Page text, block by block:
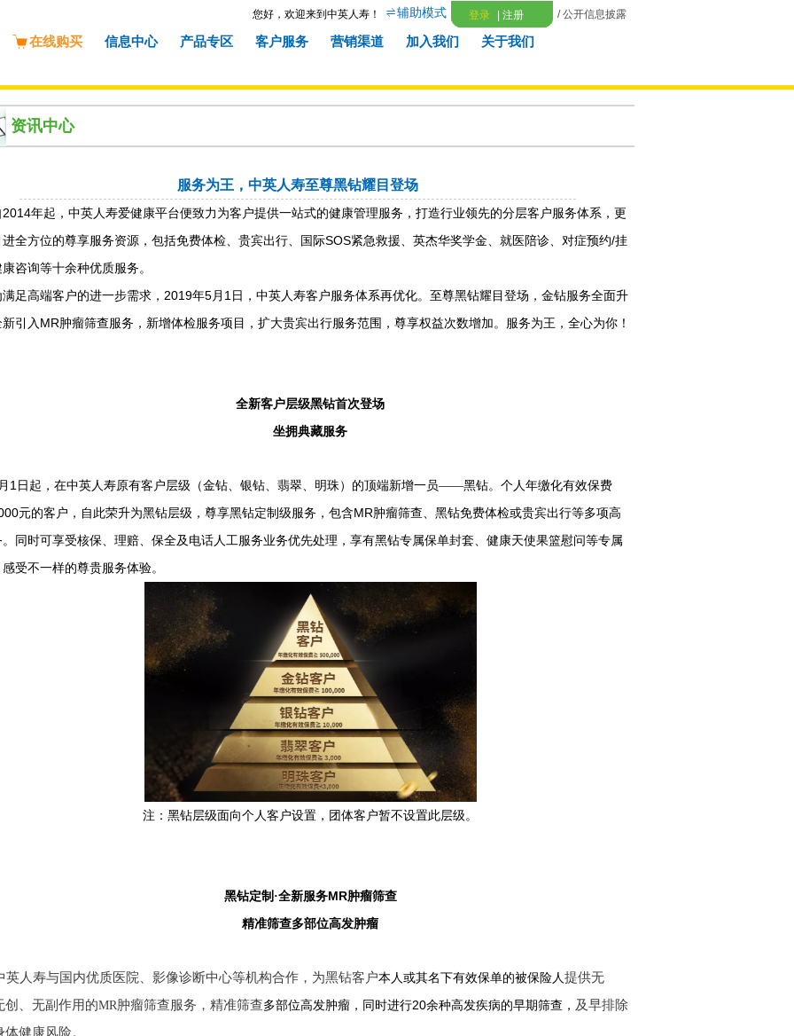
您好，欢迎来到中英人寿！ 辅助模式 登录 注册 / 公开信息披露
在线购买 信息中心 产品专区 客户服务 营销渠道 加入我们 关于我们
资讯中心
服务为王，中英人寿至尊黑钻耀目登场
2014年起，中英人寿爱健康平台便致力为客户提供一站式的健康管理服务，打造行业领先的分层客户服务体系，更
全方位的尊享服务资源，包括免费体检、贵宾出行、国际SOS紧急救援、英杰华奖学金、就医陪诊、对症预约/挂
咨询等十余种优质服务。
满足高端客户的进一步需求， 2019年5月 1 日，中英人寿客户服务体系再优化。至尊黑钻耀目登场，金钻服务全面升
引入MR肿瘤筛查服务，新增体检服务项目，扩大贵宾出行服务范围，尊享权益次数增加。服务为王，全心为你！
全新客户层级黑钻首次登场
坐拥典藏服务
月 1 日起，在中英人寿原有客户层级（金钻、银钻、翡翠、明珠）的顶端新增一员——黑钻。个人年缴化有效保费
元的客户，自此荣升为黑钻层级，尊享黑钻定制级服务，包含MR肿瘤筛查、黑钻免费体检或贵宾出行等多项高
同时可享受核保、理赔、保全及电话人工服务业务优先处理，享有黑钻专属保单封套、健康天使果篮慰问等专属
受不一样的尊贵服务体验。
注：黑钻层级面向个人客户设置，团体客户暂不设置此层级。
黑钻定制·全新服务MR肿瘤筛查
精准筛查多部位高发肿瘤
英人寿与国内优质医院、影像诊断中心等机构合作，为黑钻客户本人或其名下有效保单的被保险人提供无
创、无副作用的MR肿瘤筛查服务，精准筛查多部位高发肿瘤，同时进行20余种高发疾病的早期筛查， 及早排除
健康风险。